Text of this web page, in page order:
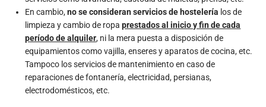
En cambio,no se consideran servicios de hostelería los de
limpieza y cambio de ropaprestados al inicio y fin de cada
período de alquiler, ni la mera puesta a disposición de
equipamientos como vajilla, enseres y aparatos de cocina, etc.
Tampoco los servicios de mantenimiento en caso de
reparaciones de fontanería, electricidad, persianas,
electrodomésticos, etc.